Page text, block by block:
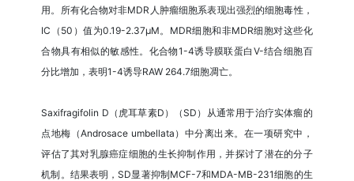
用。所有化合物对非MDR人肿瘤细胞系表现出强烈的细胞毒性，
IC（50）值为0.19-2.37μM。MDR细胞和非MDR细胞对这些化
合物具有相似的敏感性。化合物1-4诱导膜联蛋白V-结合细胞百
分比增加，表明1-4诱导RAW 264.7细胞凋亡。
Saxifragifolin D（虎耳草素D）（SD）从通常用于治疗实体瘤的
点地梅（Androsace umbellata）中分离出来。在一项研究中，
评估了其对乳腺癌症细胞的生长抑制作用，并探讨了潜在的分子
机制。结果表明，SD显著抑制MCF-7和MDA-MB-231细胞的生